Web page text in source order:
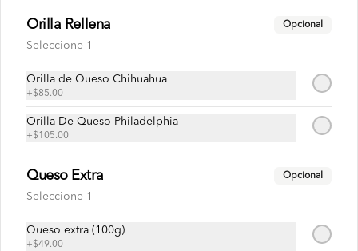
rellenas de queso y un toque a jalapeño.
$109.00
pasta, bañada en la inigualable salsa de
ingredientes favoritos! Elige entre una
variedad de opciones frescas y sabrosas
Orilla Rellena Opcional
Seleccione 1
Orilla de Queso Chihuahua
+$85.00
Orilla De Queso Philadelphia
+$105.00
Queso Extra Opcional
Seleccione 1
Queso extra (100g)
+$49.00